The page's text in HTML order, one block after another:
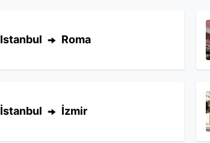
Istanbul Roma
İstanbul İzmir